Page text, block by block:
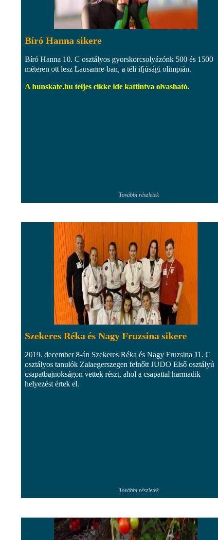
Bíró Hanna sikere
Bíró Hanna 10. C osztályos gyorskorcsolyázónk 500 és 1500
méteren ott lesz Lausanne-ban, a téli ifjúsági olimpián.
A hunskate.hu teljes cikke ide kattintva olvasható.
További részletek
Szekeres Réka és Nagy Fruzsina sikere
2019. december 8-án Szekeres Réka és Nagy Fruzsina 11. C
osztályos tanulók Zalaegerszegen felnőtt JUDO Első osztályú
csapatbajnokságon vettek részt, ahol a csapattal harmadik
helyezést értek el.
További részletek